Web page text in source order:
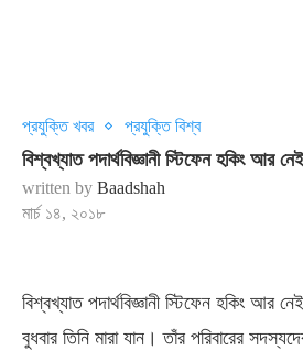
প্রযুক্তি খবর প্রযুক্তি বিশ্ব
বিশ্বখ্যাত পদার্থবিজ্ঞানী স্টিফেন হকিং আর নেই
written by Baadshah
মার্চ ১৪, ২০১৮
বিশ্বখ্যাত পদার্থবিজ্ঞানী স্টিফেন হকিং
বুধবার তিনি মারা যান। তাঁর পরিবারের